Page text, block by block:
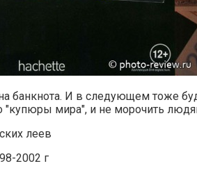
банкнота. И в следующем тоже
"купюры мира", и не морочить
леев
2002 г